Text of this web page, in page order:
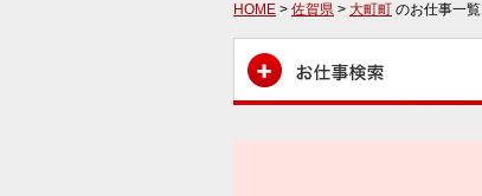
HOME > 佐賀県 > 大町町 のお仕事一覧